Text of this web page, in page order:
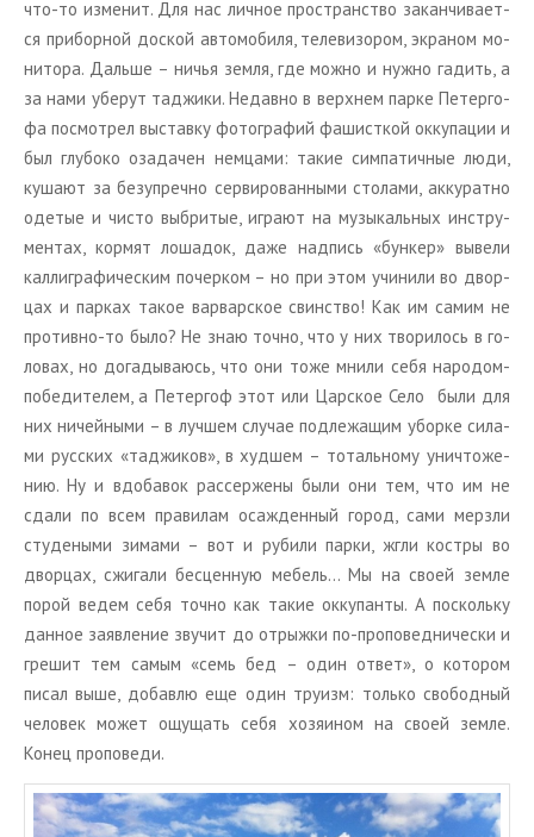
что-то из­ме­нит. Для нас лич­ное про­стран­ство за­кан­чи­ва­ет­
ся при­бор­ной до­с­кой ав­то­мо­би­ля, те­ле­ви­зо­ром, экра­ном мо­
ни­то­ра. Даль­ше – ничья земля, где можно и нужно га­дить, а
за нами убе­рут та­джи­ки. Недав­но в верх­нем парке Пе­тер­го­
фа по­смот­рел вы­став­ку фо­то­гра­фий фа­шист­кой ок­ку­па­ции и
был глу­бо­ко оза­да­чен нем­ца­ми: такие сим­па­тич­ные люди,
ку­ша­ют за без­упреч­но сер­ви­ро­ван­ны­ми сто­ла­ми, ак­ку­рат­но
оде­тые и чисто вы­бри­тые, иг­ра­ют на му­зы­каль­ных ин­стру­
мен­тах, кор­мят ло­ша­док, даже над­пись «бун­кер» вы­ве­ли
кал­ли­гра­фи­че­ским по­чер­ком – но при этом учи­ни­ли во двор­
цах и пар­ках такое вар­вар­ское свин­ство! Как им самим не
про­тив­но-то было? Не знаю точно, что у них тво­ри­лось в го­
ло­вах, но до­га­ды­ва­юсь, что они тоже мнили себя на­ро­дом-
по­бе­ди­те­лем, а Пе­тер­гоф этот или Цар­ское Село были для
них ни­чей­ны­ми – в луч­шем слу­чае под­ле­жа­щим убор­ке си­ла­
ми рус­ских «та­джи­ков», в худ­шем – то­таль­но­му уни­что­же­
нию. Ну и вдо­ба­вок рас­сер­же­ны были они тем, что им не
сдали по всем пра­ви­лам оса­жден­ный город, сами мерз­ли
сту­де­ны­ми зи­ма­ми – вот и ру­би­ли парки, жгли ко­ст­ры во
двор­цах, сжи­га­ли бес­цен­ную ме­бель… Мы на своей земле
порой ведем себя точно как такие ок­ку­пан­ты. А по­сколь­ку
дан­ное за­яв­ле­ние зву­чит до от­рыж­ки по-про­по­вед­ни­че­ски и
гре­шит тем самым «семь бед – один ответ», о ко­то­ром
писал выше, до­бав­лю еще один тру­изм: толь­ко сво­бод­ный
че­ло­век может ощу­щать себя хо­зя­и­ном на своей земле.
Конец про­по­ве­ди.